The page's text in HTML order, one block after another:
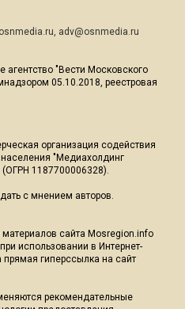
, adv@osnmedia.ru
"Вести Московского
05.10.2018, реестровая
организация содействия
"Медиахолдинг
1187700006328).
с мнением авторов.
сайта Mosregion.info
использовании в Интернет-
прямая гиперссылка на сайт
рекомендательные